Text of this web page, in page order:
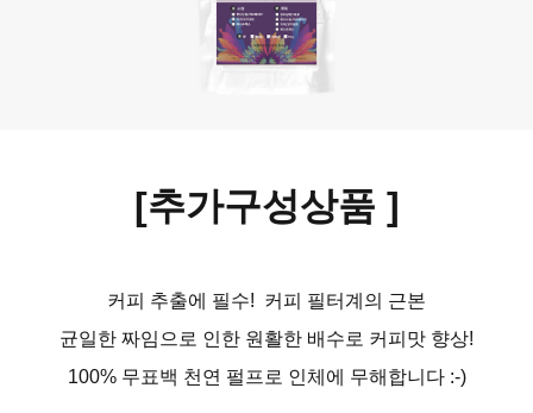
[추가구성상품 ]
커피 추출에 필수! 커피 필터계의 근본
균일한 짜임으로 인한 원활한 배수로 커피맛 향상!
100% 무표백 천연 펄프로 인체에 무해합니다 :-)